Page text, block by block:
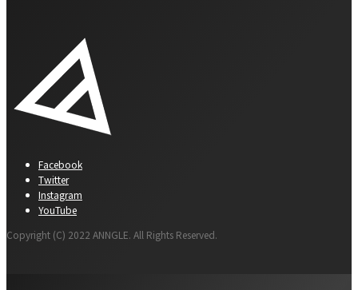
Facebook
Twitter
Instagram
YouTube
Copyright (C) 2022 ANNGLE. All Rights Reserved.